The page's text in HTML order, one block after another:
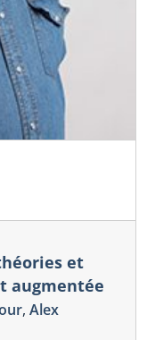
et
augmentée
, Alex